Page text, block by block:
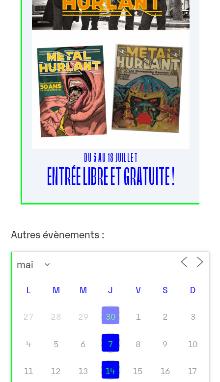
DU 3 AU 18 JUILLET
ENTRÉE LIBRE ET GRATUITE !
Autres évènements :
L M M J V S D
27 28 29 30 1 2 3
4 5 6 7 8 9 10
11 12 13 14 15 16 17